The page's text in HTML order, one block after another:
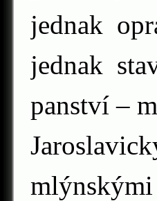
jednak
jednak
panství –
mlýnskými